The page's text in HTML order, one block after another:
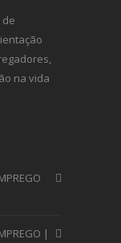
de
na vida
|